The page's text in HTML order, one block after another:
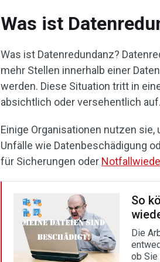
Was ist
Was ist Datenredundanz?
mehr Stellen innerhalb einer
werden. Diese Situation tritt in
absichtlich oder versehentlich auf.
Einige Organisationen nutzen
Unfälle wie Datenbeschädigung
für Sicherungen oder
So
Die
ob Sie